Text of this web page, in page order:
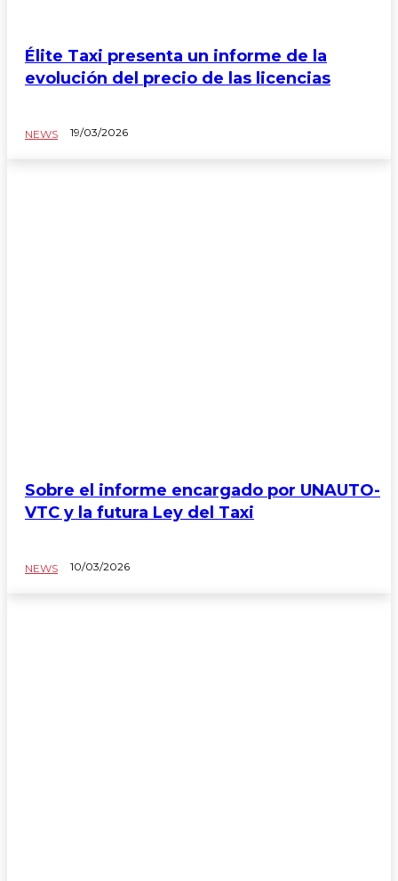
Élite Taxi presenta un informe de la
evolución del precio de las licencias
NEWS 19/03/2026
Sobre el informe encargado por UNAUTO-
VTC y la futura Ley del Taxi
NEWS 10/03/2026